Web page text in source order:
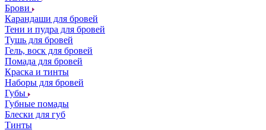
Брови
Карандаши для бровей
Тени и пудра для бровей
Тушь для бровей
Гель, воск для бровей
Помада для бровей
Краска и тинты
Наборы для бровей
Губы
Губные помады
Блески для губ
Тинты